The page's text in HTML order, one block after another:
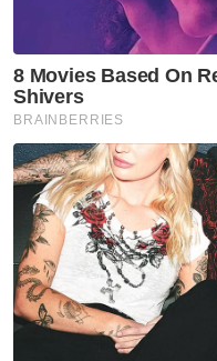
bukan kerana
Timur, tetapi
pembangunan di
membentuk
pelabur.
"ECRL hanyalah
menyeimbangkan
negara, bukan
mengimbangi
pembangunan di